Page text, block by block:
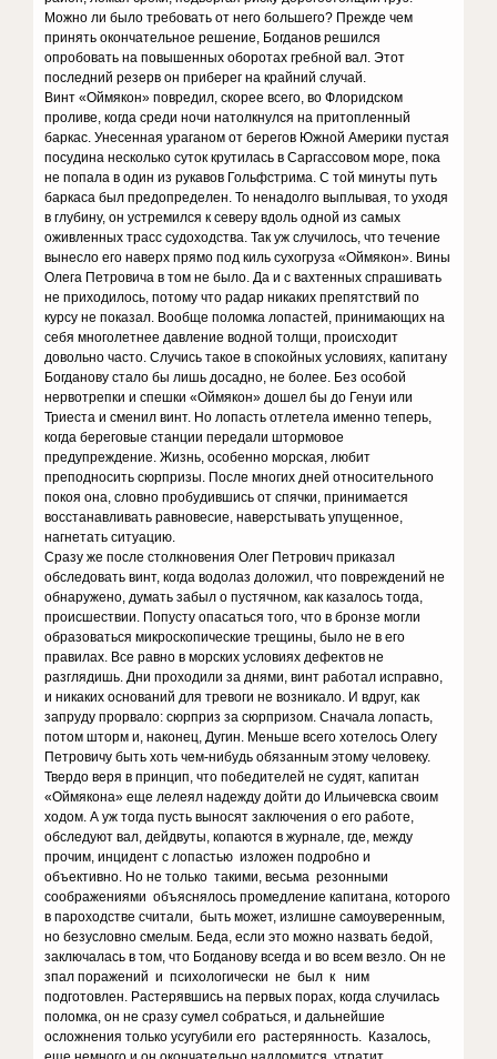
Можно ли было требовать от него большего? Прежде чем
принять окончательное решение, Богданов решился
опробовать на повышенных оборотах гребной вал. Этот
последний резерв он приберег на крайний случай.
Винт «Оймякон» повредил, скорее всего, во Флоридском
проливе, когда среди ночи натолкнулся на притопленный
баркас. Унесенная ураганом от берегов Южной Америки пустая
посудина несколько суток крутилась в Саргассовом море, пока
не попала в один из рукавов Гольфстрима. С той минуты путь
баркаса был предопределен. То ненадолго выплывая, то уходя
в глубину, он устремился к северу вдоль одной из самых
оживленных трасс судоходства. Так уж случилось, что течение
вынесло его наверх прямо под киль сухогруза «Оймякон». Вины
Олега Петровича в том не было. Да и с вахтенных спрашивать
не приходилось, потому что радар никаких препятствий по
курсу не показал. Вообще поломка лопастей, принимающих на
себя многолетнее давление водной толщи, происходит
довольно часто. Случись такое в спокойных условиях, капитану
Богданову стало бы лишь досадно, не более. Без особой
нервотрепки и спешки «Оймякон» дошел бы до Генуи или
Триеста и сменил винт. Но лопасть отлетела именно теперь,
когда береговые станции передали штормовое
предупреждение. Жизнь, особенно морская, любит
преподносить сюрпризы. После многих дней относительного
покоя она, словно пробудившись от спячки, принимается
восстанавливать равновесие, наверстывать упущенное,
нагнетать ситуацию.
Сразу же после столкновения Олег Петрович приказал
обследовать винт, когда водолаз доложил, что повреждений не
обнаружено, думать забыл о пустячном, как казалось тогда,
происшествии. Попусту опасаться того, что в бронзе могли
образоваться микроскопические трещины, было не в его
правилах. Все равно в морских условиях дефектов не
разглядишь. Дни проходили за днями, винт работал исправно,
и никаких оснований для тревоги не возникало. И вдруг, как
запруду прорвало: сюрприз за сюрпризом. Сначала лопасть,
потом шторм и, наконец, Дугин. Меньше всего хотелось Олегу
Петровичу быть хоть чем-нибудь обязанным этому человеку.
Твердо веря в принцип, что победителей не судят, капитан
«Оймякона» еще лелеял надежду дойти до Ильичевска своим
ходом. А уж тогда пусть выносят заключения о его работе,
обследуют вал, дейдвуты, копаются в журнале, где, между
прочим, инцидент с лопастью изложен подробно и
объективно. Но не только такими, весьма резонными
соображениями объяснялось промедление капитана, которого
в пароходстве считали, быть может, излишне самоуверенным,
но безусловно смелым. Беда, если это можно назвать бедой,
заключалась в том, что Богданову всегда и во всем везло. Он не
зпал поражений и психологически не был к ним
подготовлен. Растерявшись на первых порах, когда случилась
поломка, он не сразу сумел собраться, и дальнейшие
осложнения только усугубили его растерянность. Казалось,